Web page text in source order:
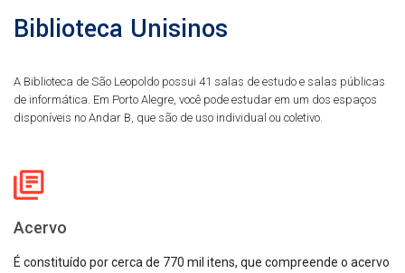
Biblioteca Unisinos
A Biblioteca de São Leopoldo possui 41 salas de estudo e salas públicas
de informática. Em Porto Alegre, você pode estudar em um dos espaços
disponíveis no Andar B, que são de uso individual ou coletivo.
Acervo
É constituído por cerca de 770 mil itens, que compreende o acervo